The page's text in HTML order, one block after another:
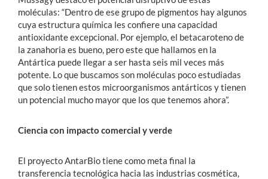
moléculas: “Dentro de ese grupo de pigmentos hay algunos
cuya estructura química les confiere una capacidad
antioxidante excepcional. Por ejemplo, el betacaroteno de
la zanahoria es bueno, pero este que hallamos en la
Antártica puede llegar a ser hasta seis mil veces más
potente. Lo que buscamos son moléculas poco estudiadas
que solo tienen estos microorganismos antárticos y tienen
un potencial mucho mayor que los que tenemos ahora”.
Ciencia con impacto comercial y verde
El proyecto AntarBio tiene como meta final la
transferencia tecnológica hacia las industrias cosmética,